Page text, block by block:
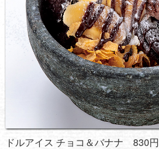
ドルアイス チョコ＆バナナ 830円